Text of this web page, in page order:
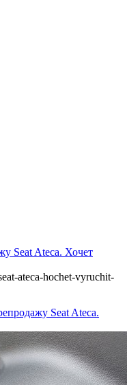
Seat Ateca. Хочет
ateca-hochet-vyruchit-
Seat Ateca.